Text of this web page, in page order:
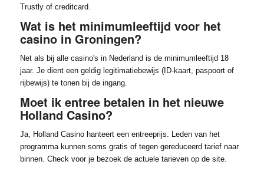
Trustly of creditcard.
Wat is het minimumleeftijd voor het
casino in Groningen?
Net als bij alle casino's in Nederland is de minimumleeftijd 18
jaar. Je dient een geldig legitimatiebewijs (ID-kaart, paspoort of
rijbewijs) te tonen bij de ingang.
Moet ik entree betalen in het nieuwe
Holland Casino?
Ja, Holland Casino hanteert een entreeprijs. Leden van het
programma kunnen soms gratis of tegen gereduceerd tarief naar
binnen. Check voor je bezoek de actuele tarieven op de site.